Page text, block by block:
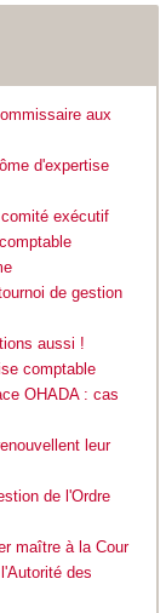
aux
d'expertise
exécutif
de gestion
aussi !
comptable
OHADA : cas
leur
de l'Ordre
maître à la Cour
des